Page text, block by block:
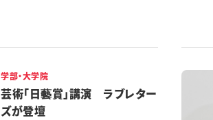
学部・大学院
芸術「日藝賞」講演 ラブレター
ズが登壇